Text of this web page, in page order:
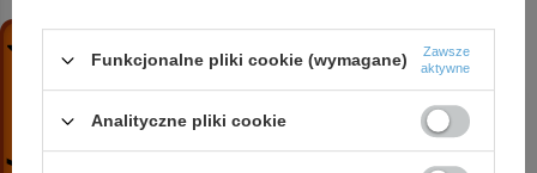
ZOBACZ RÓWNIEŻ
4 SPINOX 14-8 (2,2 kW, 230 V) pompa głębinowa
z silnikiem IPRO
2 580,92 zł / szt.
Funkcjonalne pliki cookie (wymagane)
Zawsze
aktywne
Analityczne pliki cookie